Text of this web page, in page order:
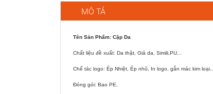
MÔ TẢ
Tên Sản Phẩm: Cặp Da
Chất liệu đề xuất: Da thật, Giả da, Simili,PU...
Chế tác logo: Ép Nhiệt, Ép nhũ, In logo, gắn mác kim loại..
Đóng gói: Bao PE,